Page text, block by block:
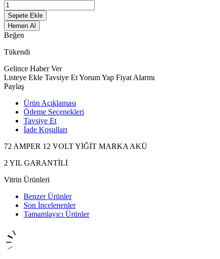
Sepete Ekle
Hemen Al
Beğen
Tükendi
Gelince Haber Ver
Listeye Ekle Tavsiye EtYorum Yap Fiyat Alarmı
Paylaş
Ürün Açıklaması
Ödeme Seçenekleri
Tavsiye Et
İade Koşulları
72 AMPER 12 VOLT YİĞİT MARKA AKÜ
2 YIL GARANTİLİ
Vitrin Ürünleri
Benzer Ürünler
Son İncelenenler
Tamamlayıcı Ürünler